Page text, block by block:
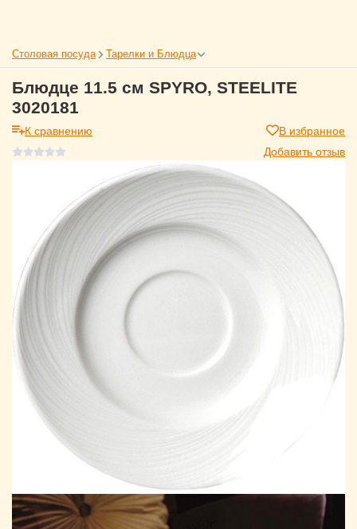
Столовая посуда Тарелки и Блюдца
Блюдце 11.5 см SPYRO, STEELITE
3020181
К сравнению
В избранное
Добавить отзыв